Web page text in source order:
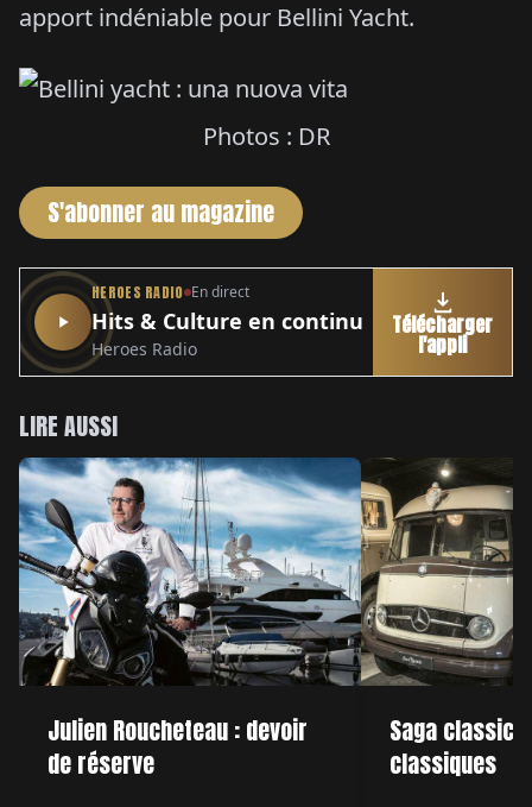
apport indéniable pour Bellini Yacht.
Photos : DR
S'abonner au magazine
HEROES RADIO En direct
Hits & Culture en continu
Heroes Radio
Télécharger
l'appli
LIRE AUSSI
Julien Roucheteau : devoir
de réserve
Saga classic
classiques